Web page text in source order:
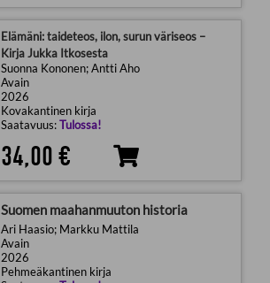
Elämäni: taideteos, ilon, surun väriseos –
Kirja Jukka Itkosesta
Suonna Kononen; Antti Aho
Avain
2026
Kovakantinen kirja
Saatavuus:Tulossa!
34,00 €
Suomen maahanmuuton historia
Ari Haasio; Markku Mattila
Avain
2026
Pehmeäkantinen kirja